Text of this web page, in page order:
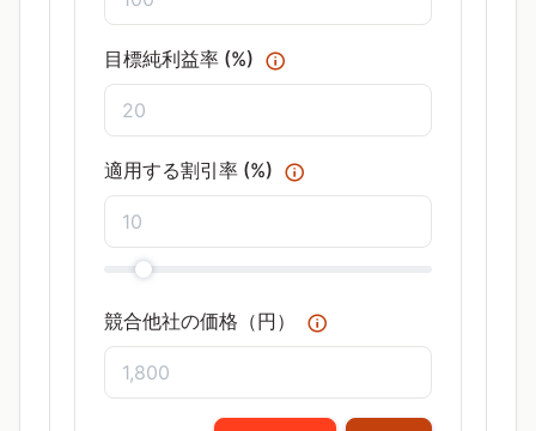
目標純利益率 (%)
適用する割引率 (%)
競合他社の価格（円）